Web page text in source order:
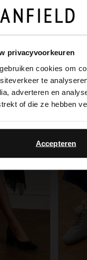
privacyvoorkeuren
cookies om
te
adverteren en
of die ze hebben
Accepteren
-50%